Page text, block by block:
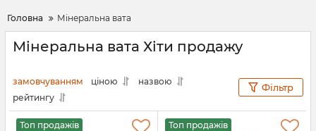
Головна Мінеральна вата
Мінеральна вата Хіти продажу
замовчуванням ціною
назвою
рейтингу
Фільтр
Топ продажів Топ продажів